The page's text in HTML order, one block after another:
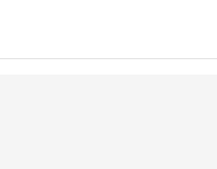
ACTUALIDAD BIERZO